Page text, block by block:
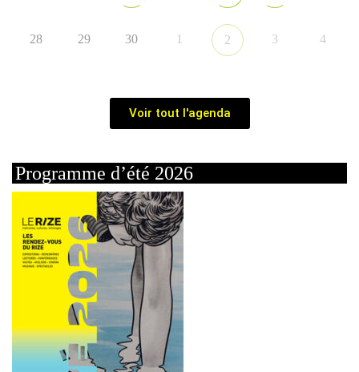
28 29 30 1 2 3 4
Voir tout l'agenda
Programme d’été 2026